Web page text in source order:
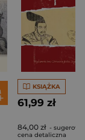
KSIĄŻKA
61,99 zł
84,00 zł -
cena detaliczna